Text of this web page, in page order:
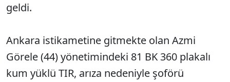
geldi.
Ankara istikametine gitmekte olan Azmi
Görele (44) yönetimindeki 81 BK 360 plakalı
kum yüklü TIR, arıza nedeniyle şoförü